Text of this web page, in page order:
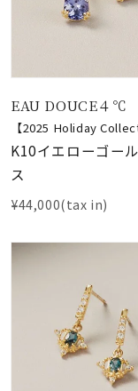
EAU DOUCE４℃
【2025 Holiday
K10イエローゴー
ス
¥44,000(tax in)